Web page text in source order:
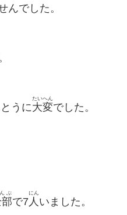
んでした。
うに大変
たいへん
でした。
ぶ
で7 人
にん
いました。